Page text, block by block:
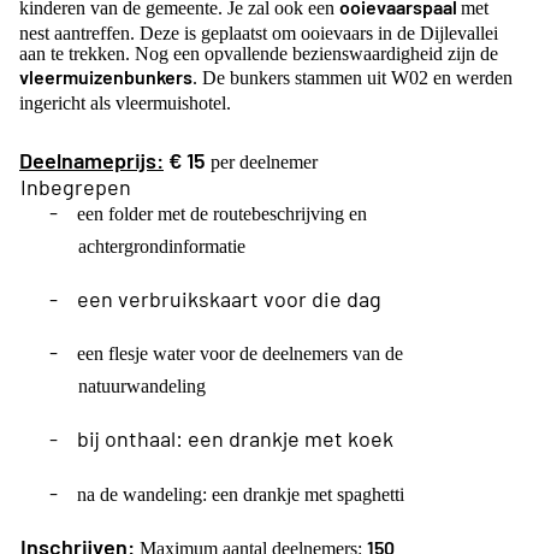
kinderen van de gemeente. Je zal ook een ooievaarspaal met
nest aantreffen. Deze is geplaatst om ooievaars in de Dijlevallei
aan te trekken. Nog een opvallende bezienswaardigheid zijn de
vleermuizenbunkers. De bunkers stammen uit W02 en werden
ingericht als vleermuishotel.
Deelnameprijs: € 15 per deelnemer
Inbegrepen
-
een folder met de routebeschrijving en
achtergrondinformatie
- een verbruikskaart voor die dag
-
een flesje water voor de deelnemers van de
natuurwandeling
- bij onthaal: een drankje met koek
- na de wandeling: een drankje met spaghetti
Inschrijven: Maximum aantal deelnemers: 150